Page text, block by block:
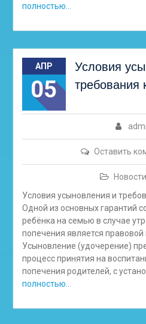
полностью…
АПР
05
Условия
требования
Оставить
Условия усыновления и
Одной из основных гарантий
ребёнка на семью в случае
попечения является правовой
Усыновление (удочерение)
процесс принятия на
попечения родителей, с
полностью…